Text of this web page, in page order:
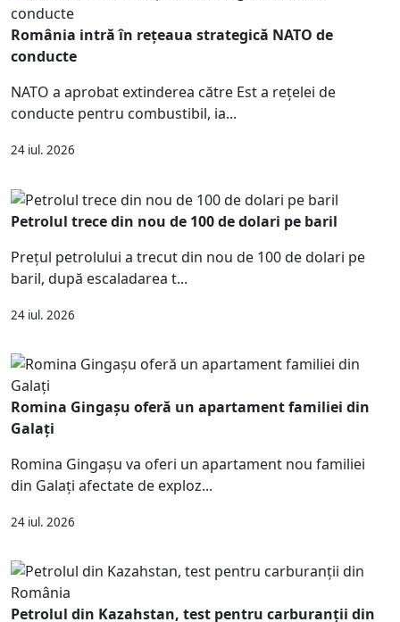
România intră în rețeaua strategică NATO de
conducte
NATO a aprobat extinderea către Est a rețelei de
conducte pentru combustibil, ia...
24 iul. 2026
Petrolul trece din nou de 100 de dolari pe baril
Prețul petrolului a trecut din nou de 100 de dolari pe
baril, după escaladarea t...
24 iul. 2026
Romina Gingașu oferă un apartament familiei din
Galați
Romina Gingașu va oferi un apartament nou familiei
din Galați afectate de exploz...
24 iul. 2026
Petrolul din Kazahstan, test pentru carburanții din